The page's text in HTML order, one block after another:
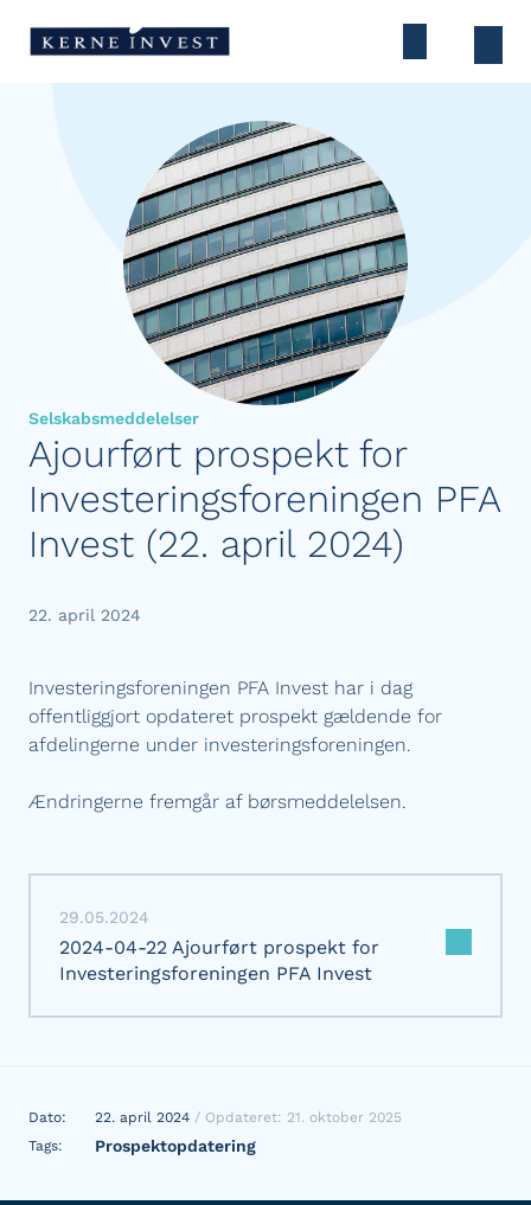
Selskabsmeddelelser
Ajourført prospekt for
Investeringsforeningen PFA
Invest (22. april 2024)
22. april 2024
Investeringsforeningen PFA Invest har i dag
offentliggjort opdateret prospekt gældende for
afdelingerne under investeringsforeningen.
Ændringerne fremgår af børsmeddelelsen.
29.05.2024
2024-04-22 Ajourført prospekt for
Investeringsforeningen PFA Invest
Dato: 22. april 2024 / Opdateret: 21. oktober 2025
Tags:
Prospektopdatering